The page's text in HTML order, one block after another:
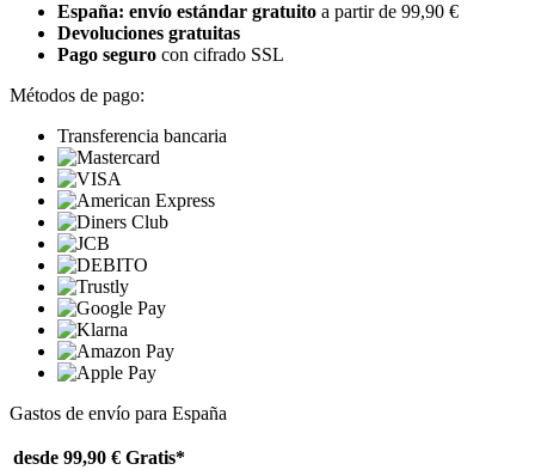
España: envío estándar gratuito a partir de 99,90 €
Devoluciones gratuitas
Pago seguro con cifrado SSL
Métodos de pago:
Transferencia bancaria
Gastos de envío para España
desde 99,90 € Gratis*